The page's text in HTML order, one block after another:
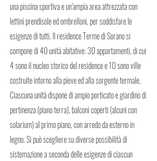
una piscina sportiva e un’ampia area attrezzata con
lettini prendisole ed ombrelloni, per soddisfare le
esigenze di tutti. Il residence Terme di Sorano si
compone di 40 unità abitative: 30 appartamenti, di cui
4 sono il nucleo storico del residence e 10 sono ville
costruite intorno alla pieve ed alla sorgente termale.
Ciascuna unità dispone di ampio porticato e giardino di
pertinenza (piano terra), balconi coperti (alcuni con
solarium) al primo piano, con arredo da esterno in
legno. Si può scegliere su diverse possibilità di
sistemazione a seconda delle esigenze di ciascun